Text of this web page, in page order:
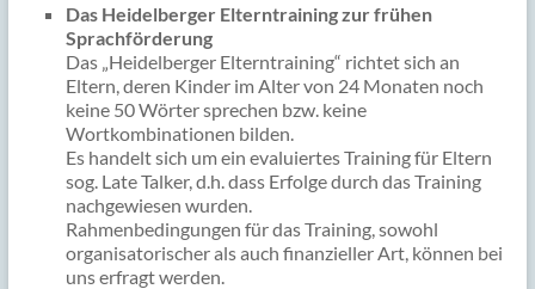
Das Heidelberger Elterntraining zur frühen
Sprachförderung
Das „Heidelberger Elterntraining“ richtet sich an
Eltern, deren Kinder im Alter von 24 Monaten noch
keine 50 Wörter sprechen bzw. keine
Wortkombinationen bilden.
Es handelt sich um ein evaluiertes Training für Eltern
sog. Late Talker, d.h. dass Erfolge durch das Training
nachgewiesen wurden.
Rahmenbedingungen für das Training, sowohl
organisatorischer als auch finanzieller Art, können bei
uns erfragt werden.